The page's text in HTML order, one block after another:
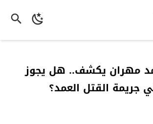
مهران يكشف.. هل يجوز
جريمة القتل العمد؟